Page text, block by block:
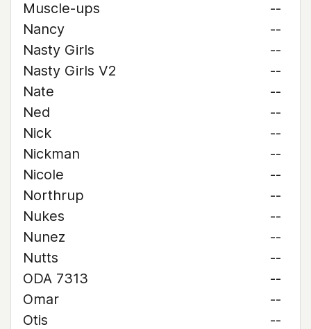
Muscle-ups
--
Nancy
--
Nasty Girls
--
Nasty Girls V2
--
Nate
--
Ned
--
Nick
--
Nickman
--
Nicole
--
Northrup
--
Nukes
--
Nunez
--
Nutts
--
ODA 7313
--
Omar
--
Otis
--